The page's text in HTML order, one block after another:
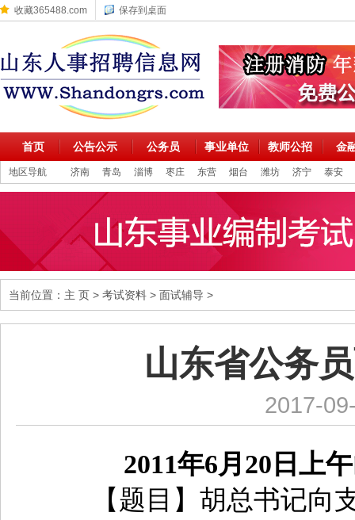
收藏365488.com 保存到桌面
首页 公告公示 公务员 事业单位 教师公招 金
地区导航 济南 青岛 淄博 枣庄 东营 烟台 潍坊 济宁 泰安
当前位置： 主 页 > 考试资料 > 面试辅导 >
山东省公务
2017-
2011年6月20日上
【题目】胡总书记向支